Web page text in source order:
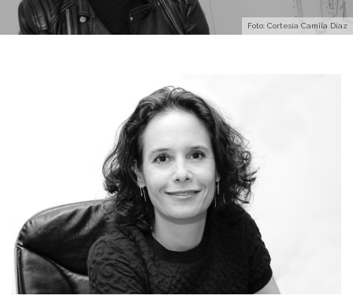
Foto: Cortesía Camila Díaz